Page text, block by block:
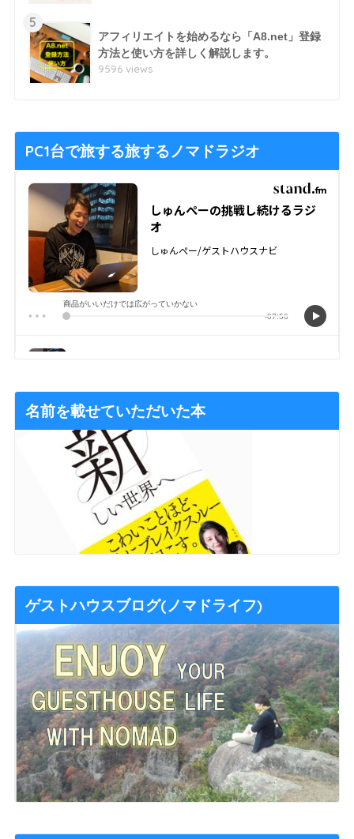
5
アフィリエイトを始めるなら「A8.net」登録
方法と使い方を詳しく解説します。
9596 views
PC1台で旅する旅するノマドラジオ
名前を載せていただいた本
ゲストハウスブログ(ノマドライフ)